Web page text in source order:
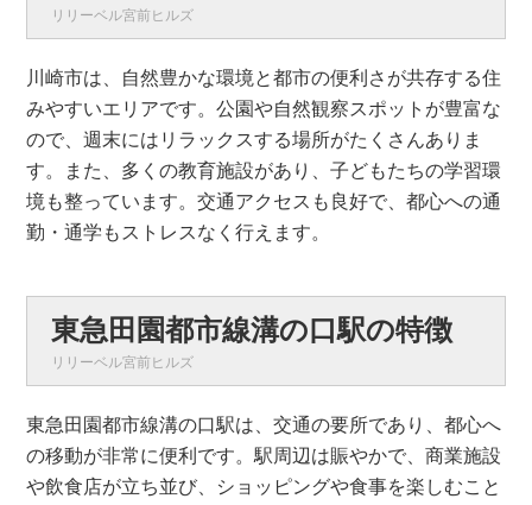
リリーベル宮前ヒルズ
川崎市は、自然豊かな環境と都市の便利さが共存する住
みやすいエリアです。公園や自然観察スポットが豊富な
ので、週末にはリラックスする場所がたくさんありま
す。また、多くの教育施設があり、子どもたちの学習環
境も整っています。交通アクセスも良好で、都心への通
勤・通学もストレスなく行えます。
東急田園都市線溝の口駅の特徴
リリーベル宮前ヒルズ
東急田園都市線溝の口駅は、交通の要所であり、都心へ
の移動が非常に便利です。駅周辺は賑やかで、商業施設
や飲食店が立ち並び、ショッピングや食事を楽しむこと